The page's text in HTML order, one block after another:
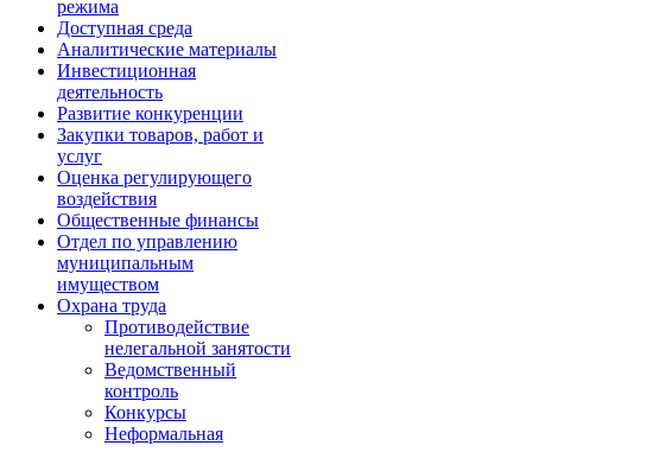
режима
Доступная среда
Аналитические материалы
Инвестиционная
деятельность
Развитие конкуренции
Закупки товаров, работ и
услуг
Оценка регулирующего
воздействия
Общественные финансы
Отдел по управлению
муниципальным
имуществом
Охрана труда
Противодействие
нелегальной занятости
Ведомственный
контроль
Конкурсы
Неформальная